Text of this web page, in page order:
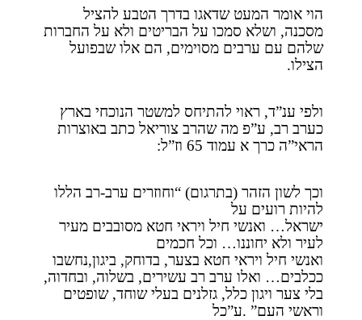
הוי אומר המעט שדאגו בדרך הטבע להציל
מסכנה, ושלא סמכו על הבריטים ולא על החברות
שלהם עם ערבים מסוימים, הם אלו שבפועל
הצילו.
ולפי ענ”ד, ראוי להתיחס למשטר הנוכחי בארץ
כערב רב, ע”פ מה שהרב צוריאל כתב באוצרות
הראי”ה כרך א עמוד 65 וז”ל:
וכך לשון הזהר (בתרגום) “וחוזרים ערב-רב הללו
להיות רועים על
ישראל… ואנשי חיל ויראי חטא מסובבים מעיר
לעיר ולא יחוננו… וכל חכמים
ואנשי חיל ויראי חטא בצער, בדוחק, ביגון,נחשבו
ככלבים… ואלו ערב רב עשירים, בשלוה, ובחדוה,
בלי צער ויגון כלל, גזלנים בעלי שוחד, שופטים
וראשי העם” .ע”כל